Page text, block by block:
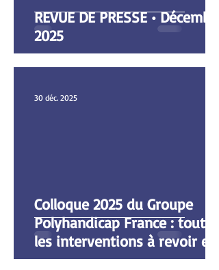
REVUE DE PRESSE • Décembre
2025
Colloque 2025 du Groupe
Polyhandicap France : toutes
les interventions à revoir en
ligne
30 déc. 2025